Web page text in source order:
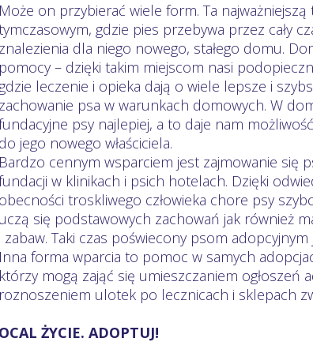
Może on przybierać wiele form. Ta
gdzie pies przebywa przez cały
znalezienia dla niego nowego, stałego domu.
pomocy – dzięki takim miejscom nasi
gdzie leczenie i opieka dają o wiele lepsze i
zachowanie psa w warunkach domowych. W
psy najlepiej, a to daje nam
do jego nowego właściciela.
Bardzo cennym wsparciem jest zajmowanie się
w klinikach i psich hotelach. Dzięki
obecności troskliwego człowieka chore psy
uczą się podstawowych zachowań jak również
i zabaw. Taki czas poświecony psom
Inna forma wparcia to pomoc w samych
którzy mogą zająć się umieszczaniem ogłoszeń
roznoszeniem ulotek po lecznicach i sklepach
OCAL ŻYCIE. ADOPTUJ!